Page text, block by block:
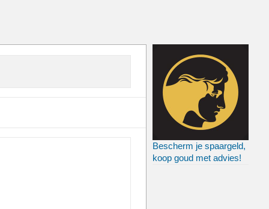
Bescherm je spaargeld,
koop goud met advies!